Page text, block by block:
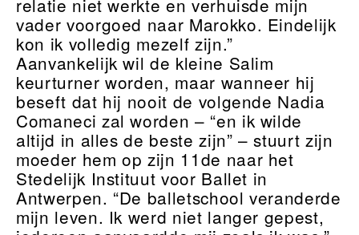
relatie niet werkte en verhuisde mijn
vader voorgoed naar Marokko. Eindelijk
kon ik volledig mezelf zijn.”
Aanvankelijk wil de kleine Salim
keurturner worden, maar wanneer hij
beseft dat hij nooit de volgende Nadia
Comaneci zal worden – “en ik wilde
altijd in alles de beste zijn” – stuurt zijn
moeder hem op zijn 11de naar het
Stedelijk Instituut voor Ballet in
Antwerpen. “De balletschool veranderde
mijn leven. Ik werd niet langer gepest,